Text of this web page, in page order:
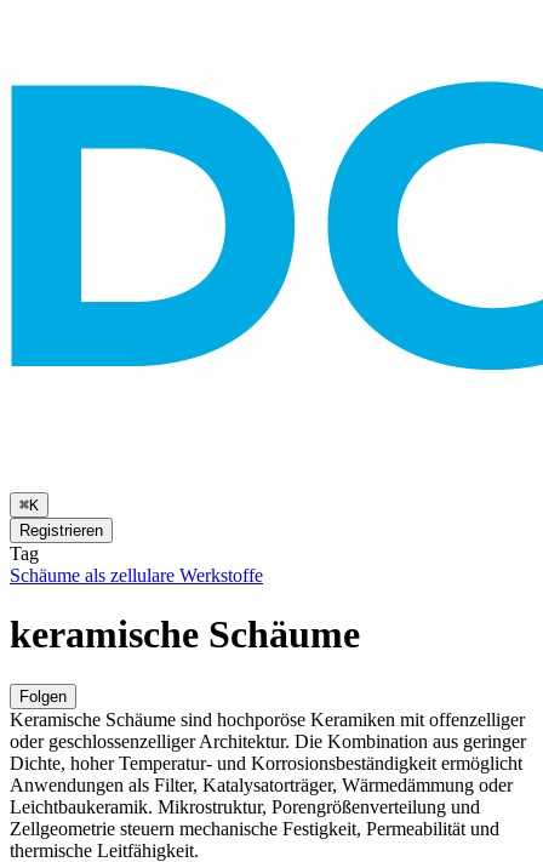
⌘K
Registrieren
Tag
Schäume als zellulare Werkstoffe
keramische Schäume
Folgen
Keramische Schäume sind hochporöse Keramiken mit offenzelliger
oder geschlossenzelliger Architektur. Die Kombination aus geringer
Dichte, hoher Temperatur- und Korrosionsbeständigkeit ermöglicht
Anwendungen als Filter, Katalysatorträger, Wärmedämmung oder
Leichtbaukeramik. Mikrostruktur, Porengrößenverteilung und
Zellgeometrie steuern mechanische Festigkeit, Permeabilität und
thermische Leitfähigkeit.